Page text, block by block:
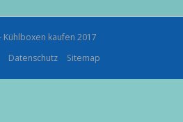
Kühlboxen kaufen 2017
Datenschutz Sitemap